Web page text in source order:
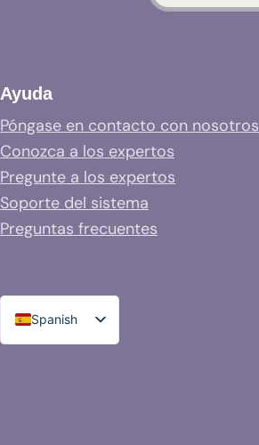
Ayuda
Póngase en contacto con nosotros
Conozca a los expertos
Pregunte a los expertos
Soporte del sistema
Preguntas frecuentes
Spanish
English